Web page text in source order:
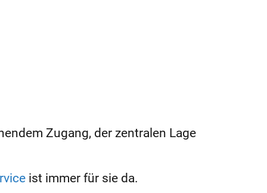
Zugang, der zentralen Lage
ist immer für sie da.